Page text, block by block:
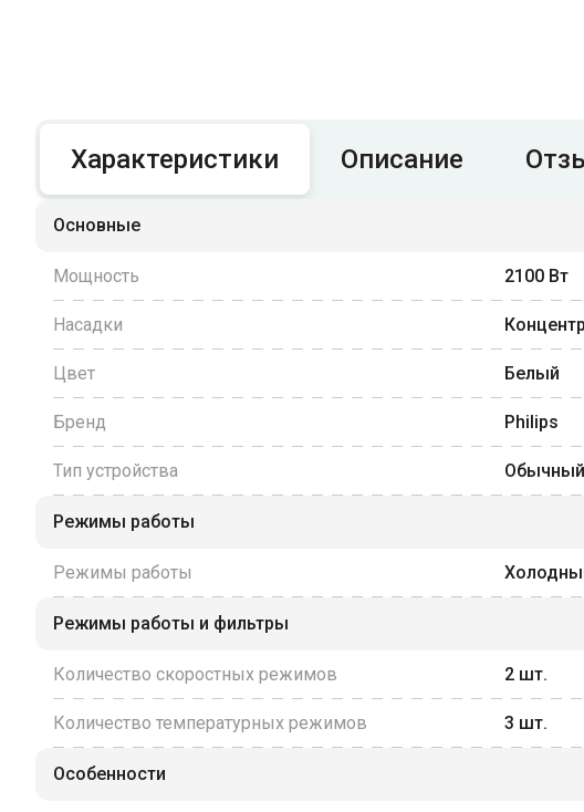
Характеристики Описание
Основные
Мощность 2100 Вт
Насадки
Цвет Белый
Бренд Philips
Тип устройства Обычный
Режимы работы
Режимы работы
Режимы работы и фильтры
Количество скоростных режимов 2 шт.
Количество температурных режимов 3 шт.
Особенности